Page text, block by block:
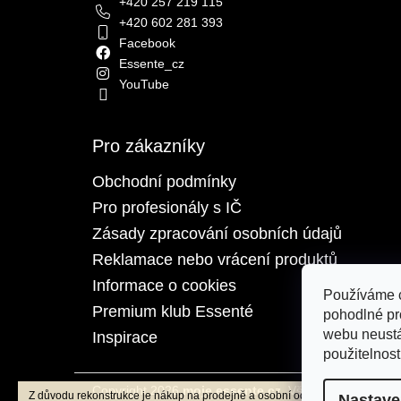
Používáme
pohodlné
webu
Z důvodu rekonstrukce je nákup na prodejně a osobní odběr dočasně
+420 602 281 393
Facebook
Essente_cz
YouTube
Pro zákazníky
Obchodní podmínky
Pro profesionály s IČ
Zásady zpracování osobních údajů
Reklamace nebo vrácení produktů
Informace o cookies
Premium klub Essenté
Inspirace
Copyright 2026moje.essente.cz. Všechna práva